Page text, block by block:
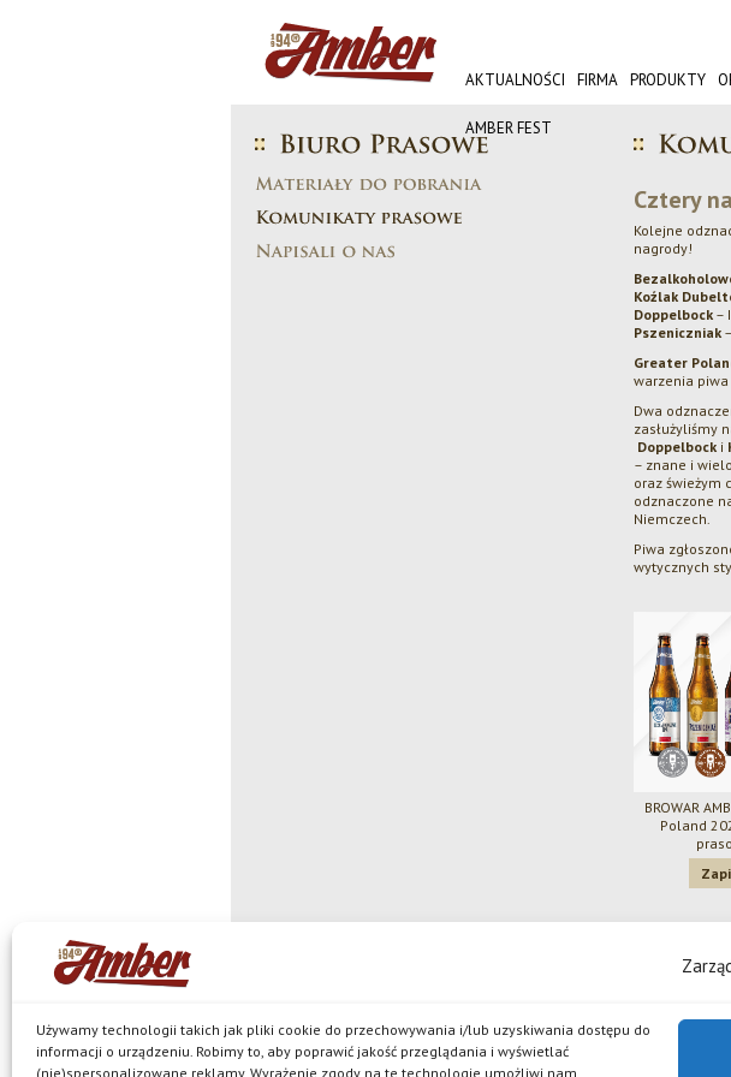
Używamy technologii takich jak pliki cookie do przechowywania i/lub uzyskiwania dostępu do
informacji o urządzeniu. Robimy to, aby poprawić jakość przeglądania i wyświetlać
(nie)spersonalizowane reklamy. Wyrażenie zgody na te technologie umożliwi nam
AKTUALNOŚCI FIRMA PRODUKTY
AMBER FEST
Cztery
Kolejne
nagrody!
Koźlak
Doppelbock –
Pszeniczniak
Greater
warzenia piwa
Dwa
zasłużyliśmy
Doppelbock i
– znane i
oraz świeżym
odznaczone
Niemczech.
Piwa
wytycznych
BROWAR
Poland
jest właścicielem browaru w Bielkówku oraz marek: Koźlak, Piwo Żywe, Grand Imperial